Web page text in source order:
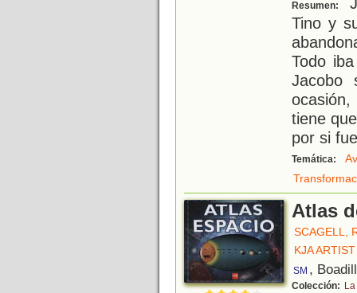
Resumen:
Tino y
Todo
Jacobo
tiene
por si
Temática:
Atlas
SCAGELL,
KJA ARTIST
SM ,
Colección: